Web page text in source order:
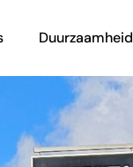
Duurzaamheid